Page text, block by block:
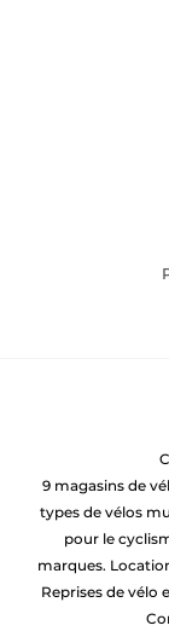
9 magasins de
types de vélos
pour le
marques.
Reprises de vélo